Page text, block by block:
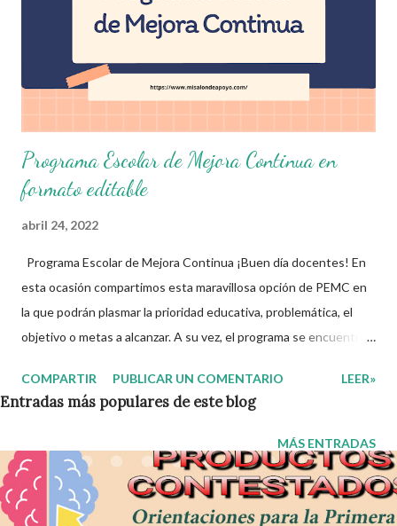
Programa Escolar de Mejora Continua en
formato editable
abril 24, 2022
Programa Escolar de Mejora Continua ¡Buen día docentes! En
esta ocasión compartimos esta maravillosa opción de PEMC en
la que podrán plasmar la prioridad educativa, problemática, el
objetivo o metas a alcanzar. A su vez, el programa se encuentra
de gestión, acciones, periodo, recursos, seguimiento o
evaluación, porcentaje aproximado de cumplimiento, los
impedimentos, lo que falta por lograr y los responsables.
Esperamos que este material sea de gran utilidad durante este
periodo para contribuir a que realicen sus labores educativas de
forma extraordinaria. Esperamos que este material sea de su
COMPARTIR PUBLICAR UN COMENTARIO LEER»
MÁS ENTRADAS
Entradas más populares de este blog